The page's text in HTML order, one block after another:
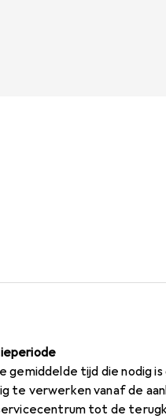
gemiddelde tijd die nodig is
te verwerken vanaf de
tot de